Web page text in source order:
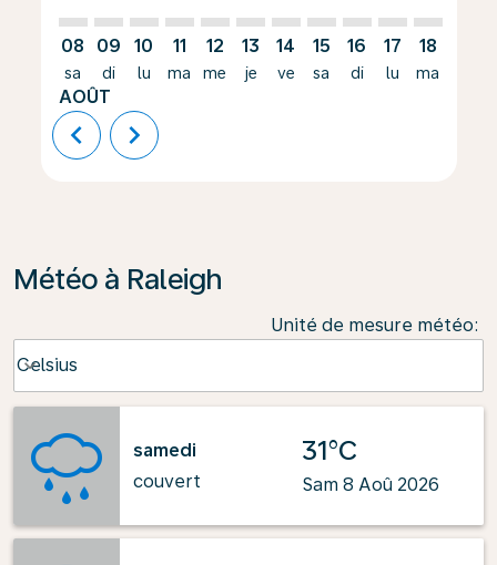
08
sa
AOÛT
09
di
10
lu
11
ma
12
me
13
je
14
ve
15
sa
16
di
17
lu
18
ma
chevron_left chevron_right
Météo à Raleigh
Unité de mesure météo:
Celsius
keyboard_arrow_down
samedi
couvert
31°C
Sam 8 Aoû 2026